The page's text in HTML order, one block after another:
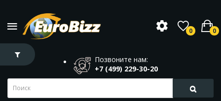
0 0
Позвоните нам:
+7 (499) 229-30-20